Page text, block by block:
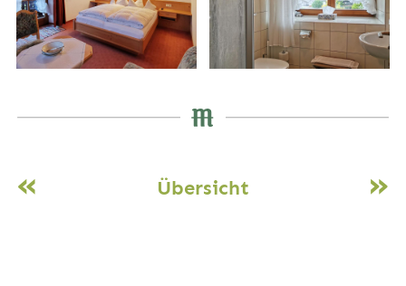
« Übersicht »